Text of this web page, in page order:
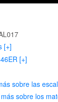
[+]
[+]
sobre las
sobre los